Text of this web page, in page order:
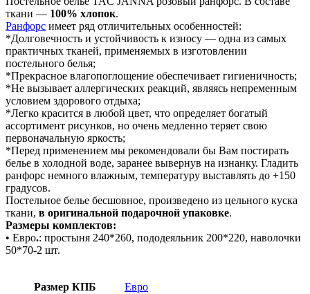
ткани — 100% хлопок.
Ранфорс имеет ряд отличительных особенностей:
*Долговечность и устойчивость к износу — одна из самых
практичных тканей, применяемых в изготовлении
постельного белья;
*Прекрасное влагопоглощение обеспечивает гигиеничность;
*Не вызывает аллергических реакций, являясь непременным
условием здорового отдыха;
*Легко красится в любой цвет, что определяет богатый
ассортимент рисунков, но очень медленно теряет свою
первоначальную яркость;
*Перед применением мы рекомендовали бы Вам постирать
белье в холодной воде, заранее вывернув на изнанку. Гладить
ранфорс немного влажным, температуру выставлять до +150
градусов.
Постельное белье бесшовное, произведено из цельного куска
ткани, в оригинальной подарочной упаковке.
Размеры комплектов:
• Евро.: простыня 240*260, пододеяльник 200*220, наволочки
50*70-2 шт.
Размер КПБ Евро